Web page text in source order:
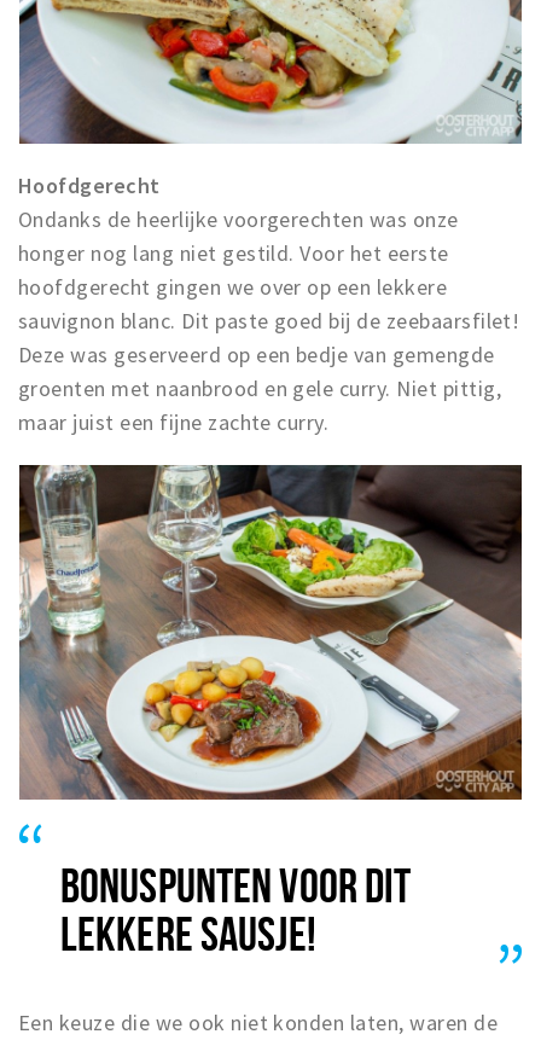
Hoofdgerecht
Ondanks de heerlijke voorgerechten was onze
honger nog lang niet gestild. Voor het eerste
hoofdgerecht gingen we over op een lekkere
sauvignon blanc. Dit paste goed bij de zeebaarsfilet!
Deze was geserveerd op een bedje van gemengde
groenten met naanbrood en gele curry. Niet pittig,
maar juist een fijne zachte curry.
BONUSPUNTEN VOOR DIT
LEKKERE SAUSJE!
Een keuze die we ook niet konden laten, waren de